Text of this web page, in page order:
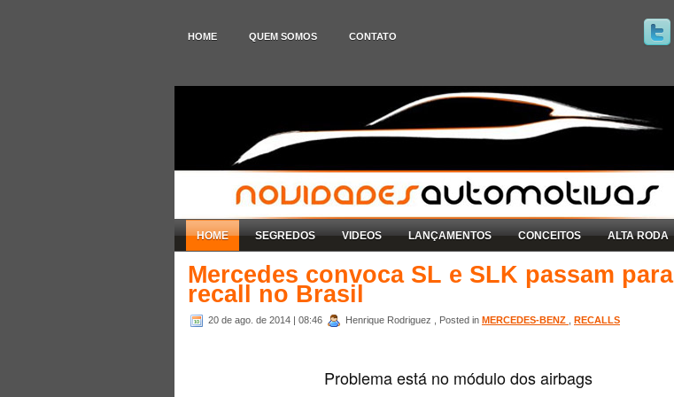
HOME QUEM SOMOS CONTATO
HOME SEGREDOS VIDEOS LANÇAMENTOS CONCEITOS ALTA RODA
Mercedes convoca SL e SLK passam para
recall no Brasil
20 de ago. de 2014 | 08:46 Henrique Rodriguez , Posted in MERCEDES-BENZ RECALLS
Problema está no módulo dos airbags